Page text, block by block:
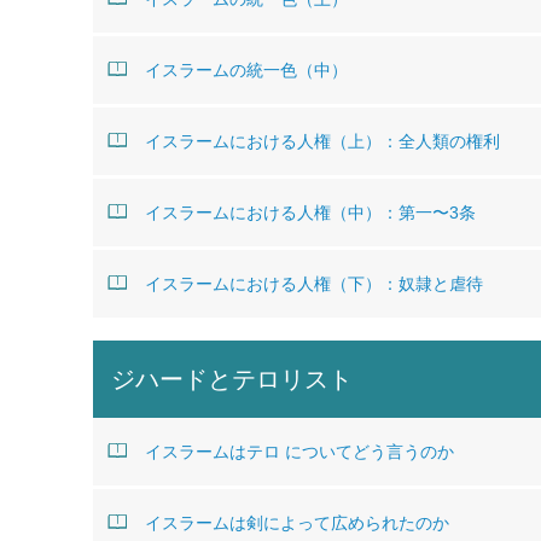
イスラームの統一色（中）
イスラームにおける人権（上）：全人類の権利
イスラームにおける人権（中）：第一〜3条
イスラームにおける人権（下）：奴隷と虐待
ジハードとテロリスト
イスラームはテロ についてどう言うのか
イスラームは剣によって広められたのか